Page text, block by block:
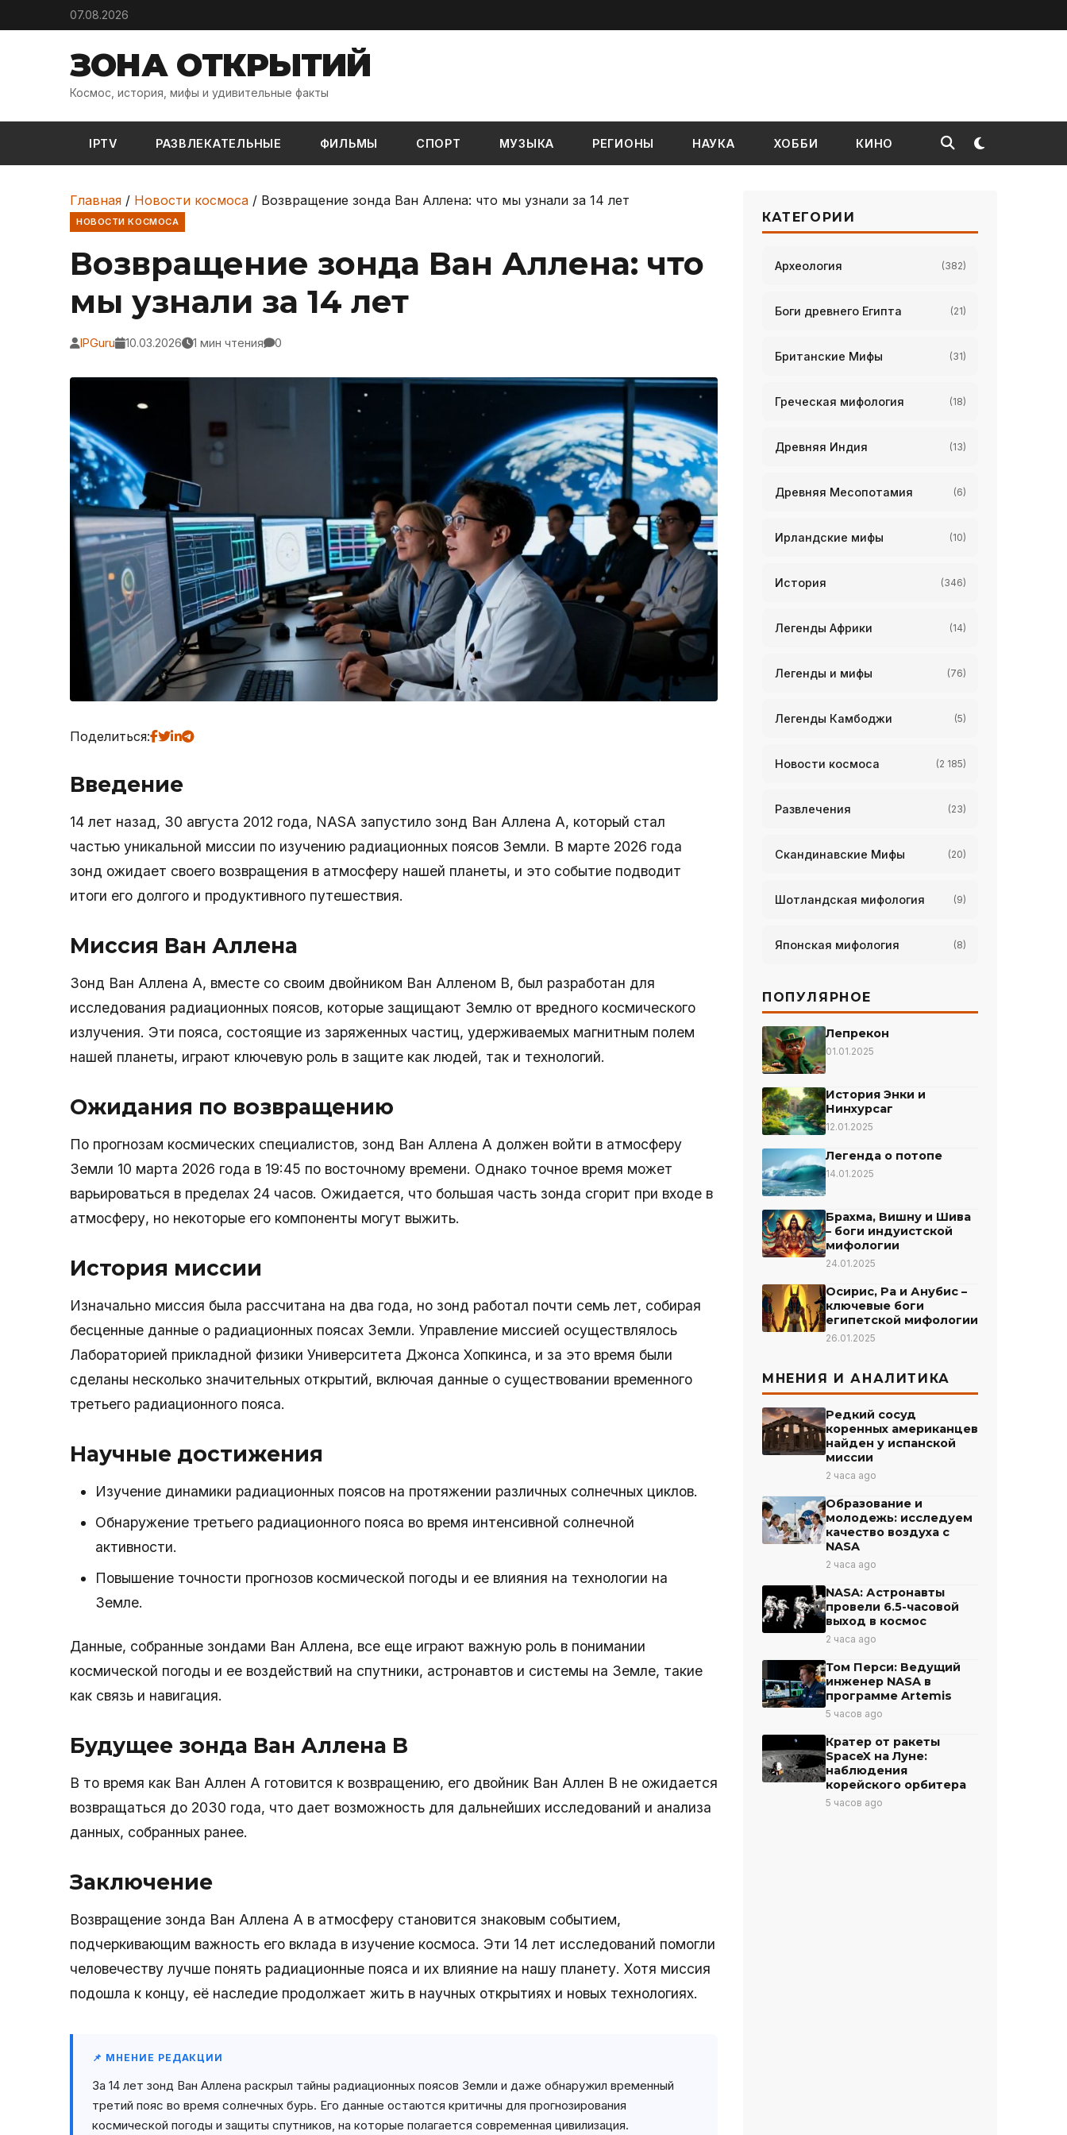
Skip to content07.08.2026
ЗОНА ОТКРЫТИЙ
Космос, история, мифы и удивительные факты
IPTV РАЗВЛЕКАТЕЛЬНЫЕ ФИЛЬМЫ СПОРТ МУЗЫКА РЕГИОНЫ НАУКА ХОББИ КИНО
Главная / Новости космоса / Возвращение зонда Ван Аллена: что мы узнали за 14 лет
НОВОСТИ КОСМОСА
Возвращение зонда Ван Аллена: что
мы узнали за 14 лет
IPGuru 10.03.2026 1 мин чтения 0
Поделиться:
Введение
14 лет назад, 30 августа 2012 года, NASA запустило зонд Ван Аллена A, который стал
частью уникальной миссии по изучению радиационных поясов Земли. В марте 2026 года
зонд ожидает своего возвращения в атмосферу нашей планеты, и это событие подводит
итоги его долгого и продуктивного путешествия.
Миссия Ван Аллена
Зонд Ван Аллена A, вместе со своим двойником Ван Алленом B, был разработан для
исследования радиационных поясов, которые защищают Землю от вредного космического
излучения. Эти пояса, состоящие из заряженных частиц, удерживаемых магнитным полем
нашей планеты, играют ключевую роль в защите как людей, так и технологий.
Ожидания по возвращению
По прогнозам космических специалистов, зонд Ван Аллена A должен войти в атмосферу
Земли 10 марта 2026 года в 19:45 по восточному времени. Однако точное время может
варьироваться в пределах 24 часов. Ожидается, что большая часть зонда сгорит при входе в
атмосферу, но некоторые его компоненты могут выжить.
История миссии
Изначально миссия была рассчитана на два года, но зонд работал почти семь лет, собирая
бесценные данные о радиационных поясах Земли. Управление миссией осуществлялось
Лабораторией прикладной физики Университета Джонса Хопкинса, и за это время были
сделаны несколько значительных открытий, включая данные о существовании временного
третьего радиационного пояса.
Научные достижения
Изучение динамики радиационных поясов на протяжении различных солнечных циклов.
Обнаружение третьего радиационного пояса во время интенсивной солнечной
активности.
Повышение точности прогнозов космической погоды и ее влияния на технологии на
Земле.
Данные, собранные зондами Ван Аллена, все еще играют важную роль в понимании
космической погоды и ее воздействий на спутники, астронавтов и системы на Земле, такие
как связь и навигация.
Будущее зонда Ван Аллена B
В то время как Ван Аллен A готовится к возвращению, его двойник Ван Аллен B не ожидается
возвращаться до 2030 года, что дает возможность для дальнейших исследований и анализа
данных, собранных ранее.
Заключение
Возвращение зонда Ван Аллена A в атмосферу становится знаковым событием,
подчеркивающим важность его вклада в изучение космоса. Эти 14 лет исследований помогли
человечеству лучше понять радиационные пояса и их влияние на нашу планету. Хотя миссия
подошла к концу, её наследие продолжает жить в научных открытиях и новых технологиях.
📌 МНЕНИЕ РЕДАКЦИИ
За 14 лет зонд Ван Аллена раскрыл тайны радиационных поясов Земли и даже обнаружил временный
третий пояс во время солнечных бурь. Его данные остаются критичны для прогнозирования
космической погоды и защиты спутников, на которые полагается современная цивилизация.
КАТЕГОРИИ
Археология (382)
Боги древнего Египта (21)
Британские Мифы (31)
Греческая мифология (18)
Древняя Индия (13)
Древняя Месопотамия (6)
Ирландские мифы (10)
История (346)
Легенды Африки (14)
Легенды и мифы (76)
Легенды Камбоджи (5)
Новости космоса (2 185)
Развлечения (23)
Скандинавские Мифы (20)
Шотландская мифология (9)
Японская мифология (8)
ПОПУЛЯРНОЕ
Лепрекон
01.01.2025
История Энки и
Нинхурсаг
12.01.2025
Легенда о потопе
14.01.2025
Брахма, Вишну и Шива
– боги индуистской
мифологии
24.01.2025
Осирис, Ра и Анубис –
ключевые боги
египетской мифологии
26.01.2025
МНЕНИЯ И АНАЛИТИКА
Редкий сосуд
коренных американцев
найден у испанской
миссии
2 часа ago
Образование и
молодежь: исследуем
качество воздуха с
NASA
2 часа ago
NASA: Астронавты
провели 6.5-часовой
выход в космос
2 часа ago
Том Перси: Ведущий
инженер NASA в
программе Artemis
5 часов ago
Кратер от ракеты
SpaceX на Луне:
наблюдения
корейского орбитера
5 часов ago